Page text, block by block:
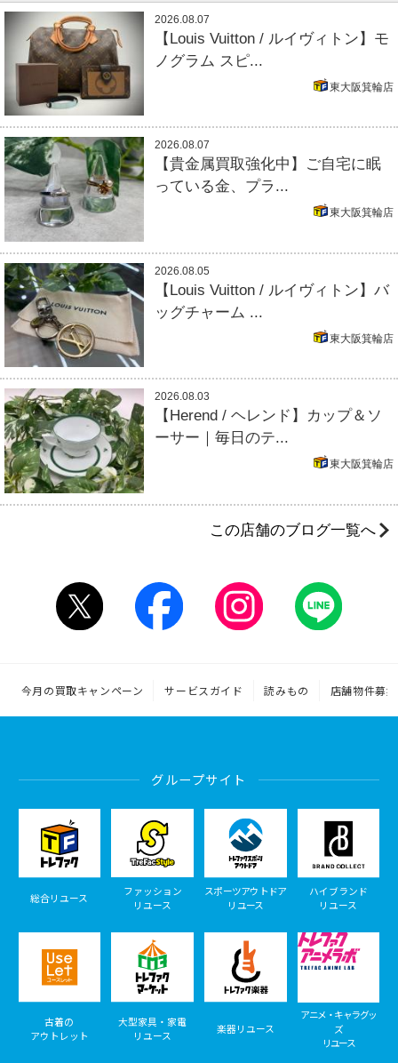
2026.08.07
【Louis Vuitton / ルイヴィトン】モ
ノグラム スピ...
東大阪箕輪店
2026.08.07
【貴金属買取強化中】ご自宅に眠
っている金、プラ...
東大阪箕輪店
2026.08.05
【Louis Vuitton / ルイヴィトン】バ
ッグチャーム ...
東大阪箕輪店
2026.08.03
【Herend / ヘレンド】カップ＆ソ
ーサー｜毎日のテ...
東大阪箕輪店
この店舗のブログ一覧へ
今月の買取キャンペーン サービスガイド 読みもの 店舗物件募集
グループサイト
総合リユース
ファッション
リユース
スポーツアウトドア
リユース
ハイブランド
リユース
古着の
アウトレット
大型家具・家電
リユース
楽器リユース
アニメ・キャラグッ
ズ
リユース